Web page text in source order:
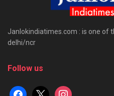
Janlokindiatimes.com : is one of
delhi/ncr
Follow us
facebook
x instagram